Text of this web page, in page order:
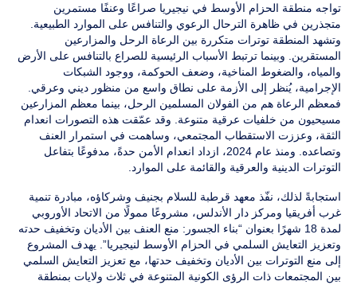
تواجه منطقة الحزام الأوسط في نيجيريا صراعًا وعنفًا مستمرين
متجذرين في ظاهرة الترحال الرعوي والتنافس على الموارد الطبيعية.
وتشهد المنطقة توترات متكررة بين الرعاة الرحل والمزارعين
المستقرين. وبينما ترتبط الأسباب الرئيسية للصراع بالتنافس على الأرض
والمياه، والضغوط المناخية، وضعف الحوكمة، ووجود الشبكات
الإجرامية، يُنظر إلى الأزمة على نطاق واسع من منظور ديني وعرقي.
فمعظم الرعاة هم من الفولان المسلمين الرحل، بينما معظم المزارعين
مسيحيون من خلفيات عرقية متنوعة. وقد عمّقت هذه التصورات انعدام
الثقة، وعززت الاستقطاب المجتمعي، وساهمت في استمرار العنف
وتصاعده. ومنذ عام 2024، ازداد انعدام الأمن حدةً، مدفوعًا بتفاعل
التوترات الدينية والعرقية والقائمة على الموارد.
استجابةً لذلك، نفّذ معهد قرطبة للسلام بجنيف وشركاؤه، مبادرة تنمية
غرب أفريقيا ومركز دار الأندلس، مشروعًا ممولًا من الاتحاد الأوروبي
لمدة 18 شهرًا بعنوان “بناء الجسور: منع العنف بين الأديان وتخفيف حدته
وتعزيز التعايش السلمي في الحزام الأوسط لنيجيريا”. يهدف المشروع
إلى منع التوترات بين الأديان وتخفيف حدتها، مع تعزيز التعايش السلمي
بين المجتمعات ذات الرؤى الكونية المتنوعة في ثلاث ولايات بمنطقة